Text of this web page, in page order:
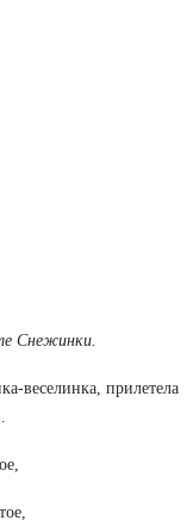
Снежинки.
веселинка, прилетела